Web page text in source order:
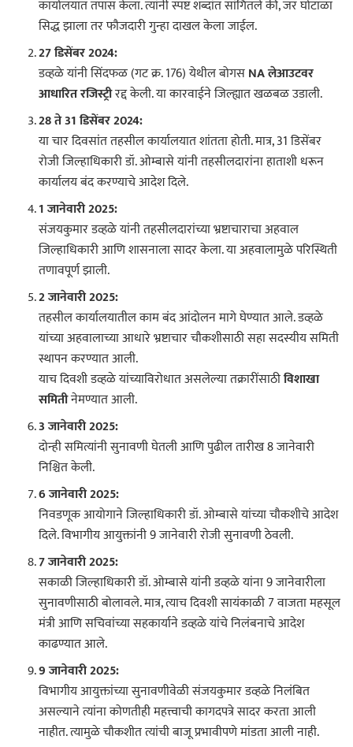
कार्यालयात तपास केला. त्यांनी स्पष्ट शब्दांत सांगितले की, जर घोटाळा
सिद्ध झाला तर फौजदारी गुन्हा दाखल केला जाईल.
27 डिसेंबर 2024:
डव्हळे यांनी सिंदफळ (गट क्र. 176) येथील बोगसNA लेआउटवर
आधारित रजिस्ट्रीरद्द केली. या कारवाईने जिल्ह्यात खळबळ उडाली.
28 ते 31 डिसेंबर 2024:
या चार दिवसांत तहसील कार्यालयात शांतता होती. मात्र, 31 डिसेंबर
रोजी जिल्हाधिकारी डॉ. ओम्बासे यांनी तहसीलदारांना हाताशी धरून
कार्यालय बंद करण्याचे आदेश दिले.
1 जानेवारी 2025:
संजयकुमार डव्हळे यांनी तहसीलदारांच्या भ्रष्टाचाराचा अहवाल
जिल्हाधिकारी आणि शासनाला सादर केला. या अहवालामुळे परिस्थिती
तणावपूर्ण झाली.
2 जानेवारी 2025:
तहसील कार्यालयातील काम बंद आंदोलन मागे घेण्यात आले. डव्हळे
यांच्या अहवालाच्या आधारे भ्रष्टाचार चौकशीसाठी सहा सदस्यीय समिती
स्थापन करण्यात आली.
याच दिवशी डव्हळे यांच्याविरोधात असलेल्या तक्रारींसाठीविशाखा
समितीनेमण्यात आली.
3 जानेवारी 2025:
दोन्ही समित्यांनी सुनावणी घेतली आणि पुढील तारीख 8 जानेवारी
निश्चित केली.
6 जानेवारी 2025:
निवडणूक आयोगाने जिल्हाधिकारी डॉ. ओम्बासे यांच्या चौकशीचे आदेश
दिले. विभागीय आयुक्तांनी 9 जानेवारी रोजी सुनावणी ठेवली.
7 जानेवारी 2025:
सकाळी जिल्हाधिकारी डॉ. ओम्बासे यांनी डव्हळे यांना 9 जानेवारीला
सुनावणीसाठी बोलावले. मात्र, त्याच दिवशी सायंकाळी 7 वाजता महसूल
मंत्री आणि सचिवांच्या सहकार्याने डव्हळे यांचे निलंबनाचे आदेश
काढण्यात आले.
9 जानेवारी 2025:
विभागीय आयुक्तांच्या सुनावणीवेळी संजयकुमार डव्हळे निलंबित
असल्याने त्यांना कोणतीही महत्त्वाची कागदपत्रे सादर करता आली
नाहीत. त्यामुळे चौकशीत त्यांची बाजू प्रभावीपणे मांडता आली नाही.